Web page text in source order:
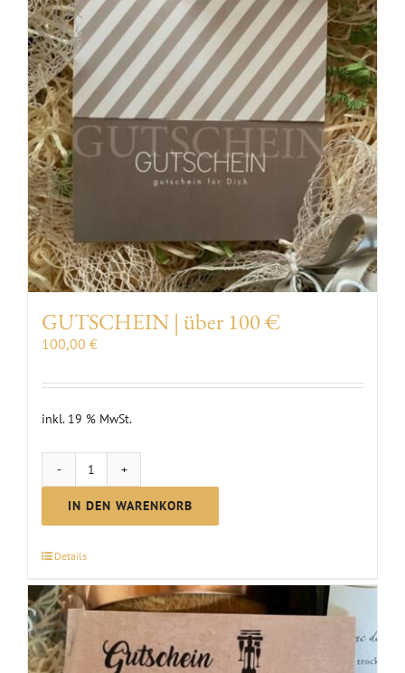
VERANSTALTUNGEN
AUSZEICHNUNGEN
KONTAKT | ÖFFNUNGSZEITEN
GUTSCHEIN | über 100 €
100,00 €
inkl. 19 % MwSt.
GUTSCHEIN
|
über
Menge
IN DEN WARENKORB
Details